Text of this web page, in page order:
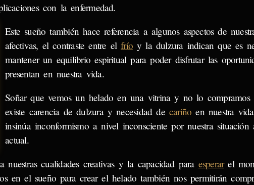
con la enfermedad.
Este sueño también hace referencia a algunos aspectos de
afectivas, el contraste entre elfríoy la dulzura indican que es
mantener un equilibrio espiritual para poder disfrutar las
presentan en nuestra vida.
Soñar que vemos un helado en una vitrina y no lo compramos
existe carencia de dulzura y necesidad de cariño en nuestra
insinúa inconformismo a nivel inconsciente por nuestra situación
actual.
cualidades creativas y la capacidad para esperarel
en el sueño para crear el helado también nos permitirán